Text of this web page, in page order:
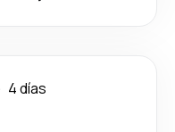
4 días